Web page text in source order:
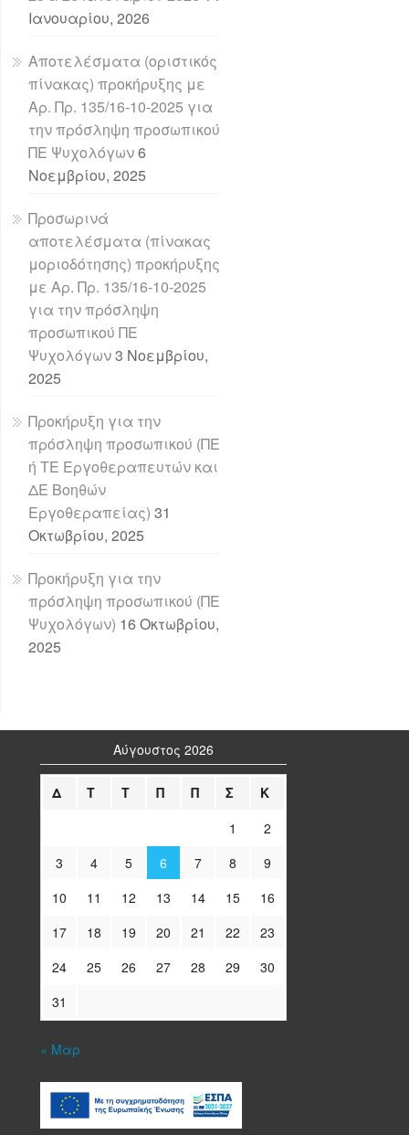
Ιανουαρίου, 2026
Αποτελέσματα (οριστικός
πίνακας) προκήρυξης με
Αρ. Πρ. 135/16-10-2025 για
την πρόσληψη προσωπικού
ΠΕ Ψυχολόγων6
Νοεμβρίου, 2025
Προσωρινά
αποτελέσματα (πίνακας
μοριοδότησης) προκήρυξης
με Αρ. Πρ. 135/16-10-2025
για την πρόσληψη
προσωπικού ΠΕ
Ψυχολόγων3 Νοεμβρίου,
2025
Προκήρυξη για την
πρόσληψη προσωπικού (ΠΕ
ή ΤΕ Εργοθεραπευτών και
ΔΕ Βοηθών
Εργοθεραπείας) 31
Οκτωβρίου, 2025
Προκήρυξη για την
πρόσληψη προσωπικού (ΠΕ
Ψυχολόγων) 16 Οκτωβρίου,
2025
Αύγουστος 2026
Δ Τ Τ Π Π Σ
Κ
1
2
3
4 5 6 7 8
9
10
11 12 13 14 15
16
17
18 19 20 21 22
23
24
25 26 27 28 29
30
31
« Μαρ